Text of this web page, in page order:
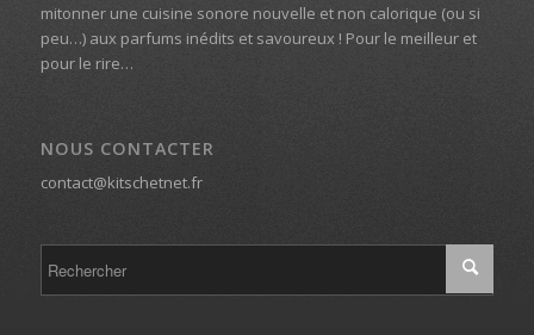
mitonner une cuisine sonore nouvelle et non calorique (ou si
peu…) aux parfums inédits et savoureux ! Pour le meilleur et
pour le rire…
NOUS CONTACTER
contact@kitschetnet.fr